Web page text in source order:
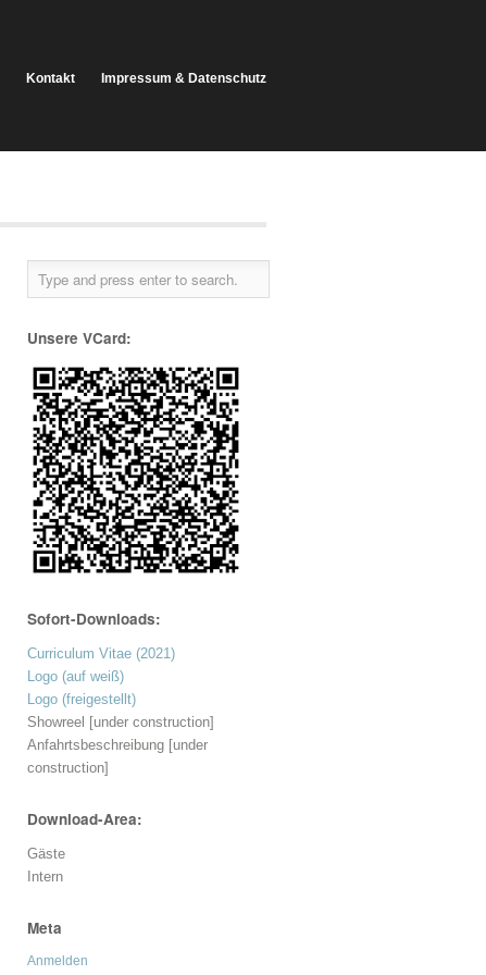
Kontakt Impressum & Datenschutz
Unsere VCard:
Sofort-Downloads:
Curriculum Vitae (2021)
Logo (auf weiß)
Logo (freigestellt)
Showreel [under construction]
Anfahrtsbeschreibung [under
construction]
Download-Area:
Gäste
Intern
Meta
Anmelden